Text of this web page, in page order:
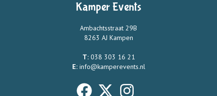
Kamper Events
Ambachtsstraat 29B
8263 AJ Kampen
T: 038 303 16 21
E: info@kamperevents.nl